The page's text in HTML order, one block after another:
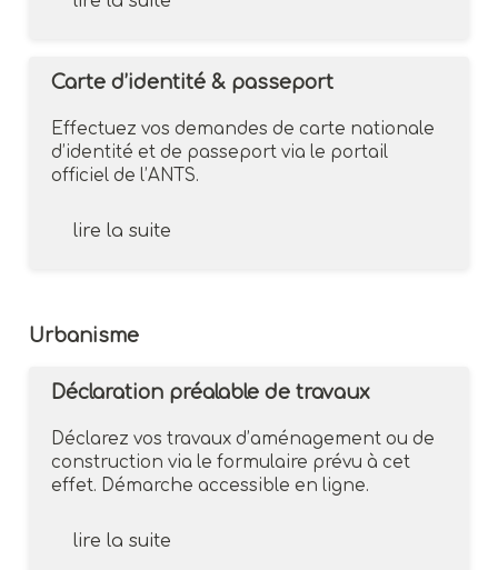
Carte d’identité & passeport
Effectuez vos demandes de carte nationale
d’identité et de passeport via le portail
officiel de l’ANTS.
lire la suite
Urbanisme
Déclaration préalable de travaux
Déclarez vos travaux d’aménagement ou de
construction via le formulaire prévu à cet
effet. Démarche accessible en ligne.
lire la suite